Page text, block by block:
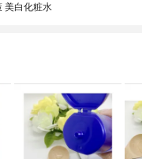
美白化粧水